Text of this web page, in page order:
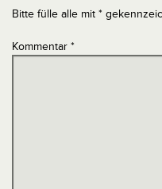
Bitte fülle alle mit *
Kommentar *